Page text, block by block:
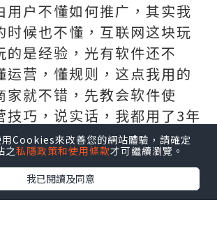
用户不懂如何推广，其实我
时候也不懂，互联网这块玩
的是经验，光有软件还不
运营，懂规则，这点我用的
家就不错，先教会软件使
技巧，说实话，我都用了3年
这家软件，服务好，售后有
拿去吧,官网
Cookies來改善您的網站體驗，請確定
之私隱政策和使用條款才可繼續瀏覽。
我已閱讀及同意